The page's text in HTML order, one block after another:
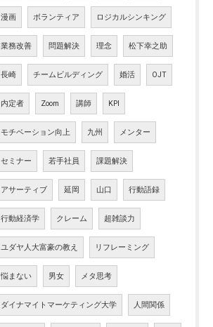
漫画 ボランティア ロジカルシンキング
業務改善 問題解決 理念 松下幸之助
長崎 チームビルディング 婚活 OJT
内定者 Zoom 講師 KPI
モチベーション向上 九州 メンター
セミナー 若手社員 課題解決
アサーティブ 延岡 山口 行動語録
行動経済学 クレーム 超雑談力
ユダヤ人大富豪の教え リフレーミング
悩まない 男女 メタ思考
ダイナマイトマーケティング大学 人間関係